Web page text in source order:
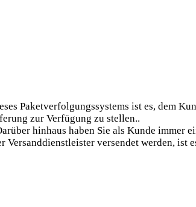
Paketverfolgungssystems ist es, dem
zur Verfügung zu stellen..
hinhaus haben Sie als Kunde immer
versendet werden, ist